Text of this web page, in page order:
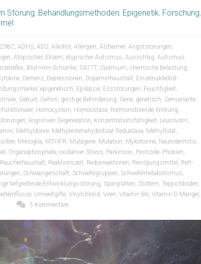
Störung, Behandlungsmethoden, Epigenetik, Forschung,
, ADHS, ADS, Alkohol , Allergien, Alzheimer, Angststörungen,
, Atopisches Ekzem, atypischer Autismus, Ausschlag, Autismus,
, Blut-Hirn-Schranke, C677T, Cadmium, chemische Belastung,
, Demenz, Depressionen, Dopaminhaushalt, Einzelnukleotid-
, epigenetisch, Epilepsie, Essstörungen, Feuchtigkeit,
, Geburt, Gehirn, geistige Behinderung, Gene, genetisch, Genvariante,
, Homocystein, Homöostase, hormonstörende Wirkung,
, kognitiven Degeneration, Konzentrationsfähigkeit, Leucovorin,
, Methyldonor, Methylentetrahydrofolat Reduktase, Methylfolat,
, Mikroglia, MTHFR, Mutagene, Mutation, Mykotoxine, Neurodermitis,
, Organophosphate, oxidativer Stress, Parkinson, Pestizide, Phobien,
Raucherhaushalt, Reaktionszeit, Redoxreaktionen, Reinigungsmittel , Rett-
, Schwangerschaft, Schwefelgruppen, Schwefelmetabolismus,
tiefgreifende Entwicklungsstörung, Spanplatten, Stottern, Teppichböden,
, Umweltgifte, Vinylchlorid , Viren, Vitamin B6, Vitamin D Mangel ,
5 Kommentare